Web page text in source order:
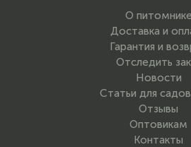
О питомнике
Доставка и
Гарантия и
Отследить
Новости
Статьи для
Отзывы
Оптовикам
Контакты